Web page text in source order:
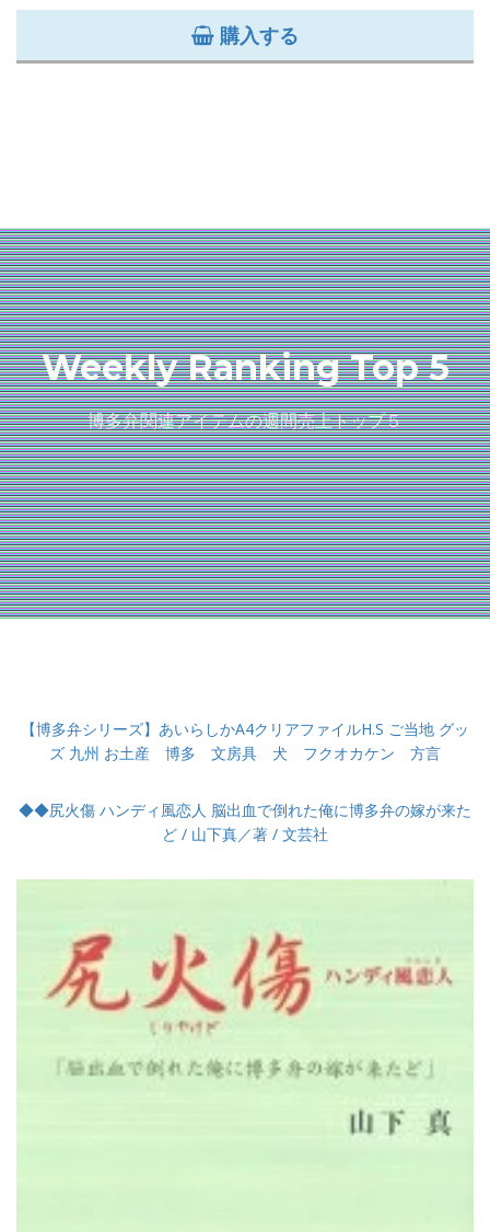
購入する
Weekly Ranking Top 5
博多弁関連アイテムの週間売上トップ５
【博多弁シリーズ】あいらしかA4クリアファイルH.S ご当地 グッ
ズ 九州 お土産 博多 文房具 犬 フクオカケン 方言
◆◆尻火傷 ハンディ風恋人 脳出血で倒れた俺に博多弁の嫁が来た
ど / 山下真／著 / 文芸社